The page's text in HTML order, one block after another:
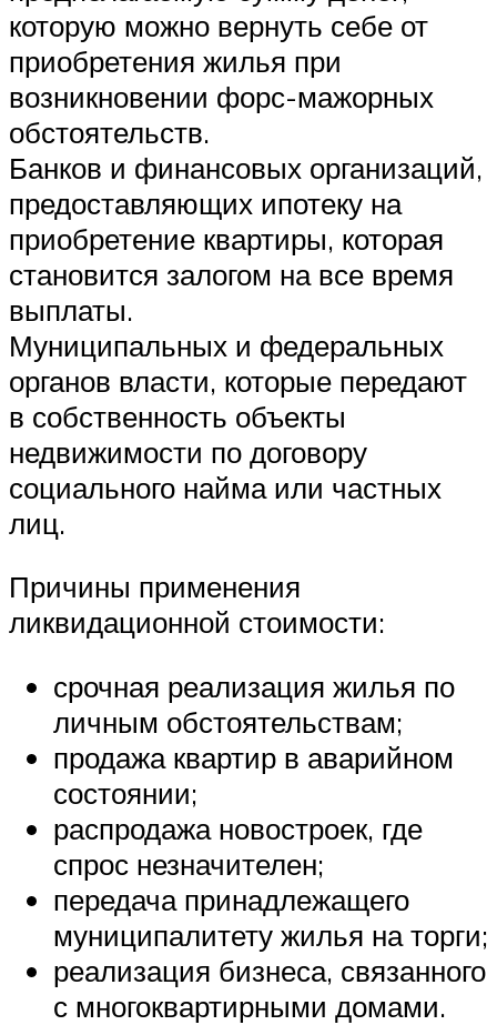
которую можно вернуть себе от
приобретения жилья при
возникновении форс-мажорных
обстоятельств.
Банков и финансовых организаций,
предоставляющих ипотеку на
приобретение квартиры, которая
становится залогом на все время
выплаты.
Муниципальных и федеральных
органов власти, которые передают
в собственность объекты
недвижимости по договору
социального найма или частных
лиц.
Причины применения
ликвидационной стоимости:
срочная реализация жилья по
личным обстоятельствам;
продажа квартир в аварийном
состоянии;
распродажа новостроек, где
спрос незначителен;
передача принадлежащего
муниципалитету жилья на торги;
реализация бизнеса, связанного
с многоквартирными домами.